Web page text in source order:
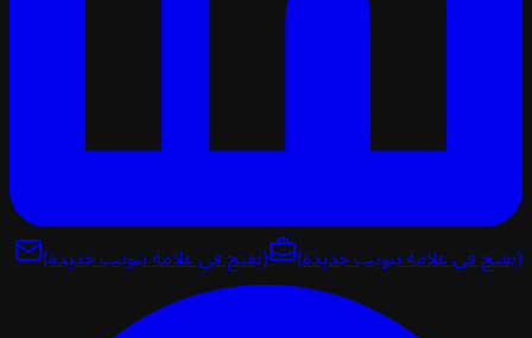
في علامة تبويب جديدة) (يفتح في علامة تبويب جديدة)